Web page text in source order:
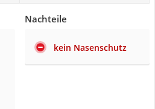
Nachteile
kein Nasenschutz